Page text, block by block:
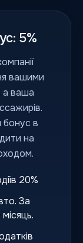
5%
вашими
а ваша
бонус в
на
20%
За